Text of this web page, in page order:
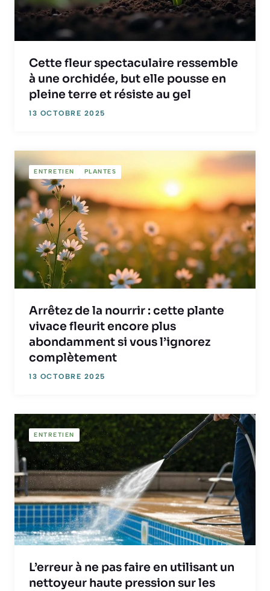
Cette fleur spectaculaire ressemble
à une orchidée, but elle pousse en
pleine terre et résiste au gel
13 OCTOBRE 2025
ENTRETIEN PLANTES
Arrêtez de la nourrir : cette plante
vivace fleurit encore plus
abondamment si vous l’ignorez
complètement
13 OCTOBRE 2025
ENTRETIEN
L’erreur à ne pas faire en utilisant un
nettoyeur haute pression sur les